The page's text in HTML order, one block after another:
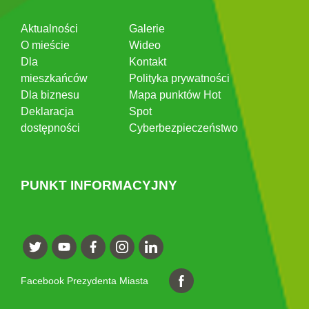
Aktualności
O mieście
Dla
mieszkańców
Dla biznesu
Deklaracja
dostępności
Galerie
Wideo
Kontakt
Polityka prywatności
Mapa punktów Hot
Spot
Cyberbezpieczeństwo
PUNKT INFORMACYJNY
Facebook Prezydenta Miasta